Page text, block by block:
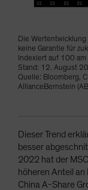
Die
keine Garantie für
Indexiert auf 100
Stand: 12. August
Quelle: Bloomberg,
AllianceBernstein
Dieser Trend
besser
2022 hat der
höheren Anteil an
China A-Share